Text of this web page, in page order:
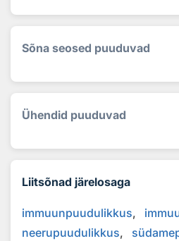
Sõna seosed puuduvad
Ühendid puuduvad
Liitsõnad järelosaga
immuunpuudulikkus
neerupuudulikkus